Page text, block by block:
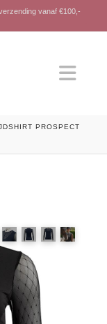
vanaf €100,-
PROSPECT